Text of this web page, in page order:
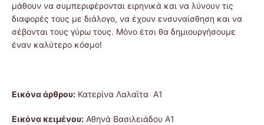
μάθουν να συμπεριφέρονται ειρηνικά και να λύνουν τις
διαφορές τους με διάλογο, να έχουν ενσυναίσθηση και να
σέβονται τους γύρω τους. Μόνο έτσι θα δημιουργήσουμε
έναν καλύτερο κόσμο!
Εικόνα άρθρου: Κατερίνα Λαλαϊτα Α1
Εικόνα κειμένου: Αθηνά Βασιλειάδου Α1